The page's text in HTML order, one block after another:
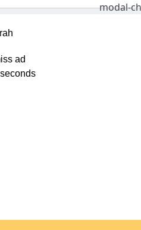
VPS Lebih Ngebut? Kenali
Lebih
modal-
ad